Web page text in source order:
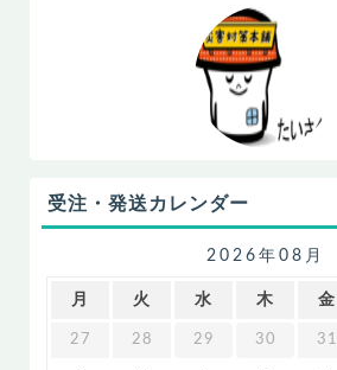
受注・発送カレンダー
2026年08月
月 火 水 木 金
27 28 29 30 31